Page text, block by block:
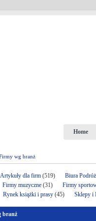
Home
wg branż
Artykuły dla firm (519)
Biura
Firmy muzyczne (31)
Firmy
Rynek książki i prasy (45) Sklepy i
branż